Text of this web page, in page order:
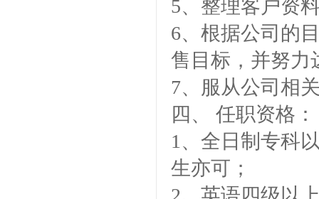
5、整理客户资
6、根据公司的
售目标，并努力
7、服从公司相
四、 任职资格：
1 、全日制专科
生亦可；